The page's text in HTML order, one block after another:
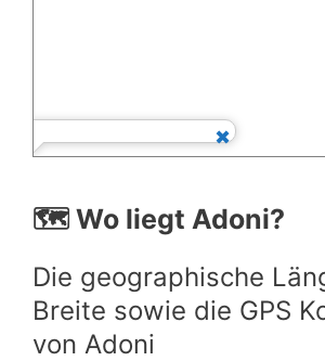
🗺️ Wo liegt Adoni?
Die geographische
Breite sowie die GPS
von Adoni